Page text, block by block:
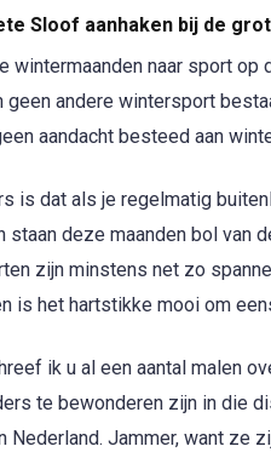
Sloof aanhaken bij de
wintermaanden naar sport
geen andere wintersport
aandacht besteed aan
is dat als je regelmatig
staan deze maanden bol van
zijn minstens net zo
is het hartstikke mooi om
ik u al een aantal malen
te bewonderen zijn in die
Nederland. Jammer, want ze